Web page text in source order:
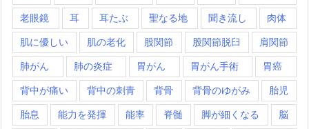
老眼鏡 耳 耳たぶ 聖なる地 聞き流し 肉体
肌に優しい 肌の老化 股関節 股関節脱臼 肩関節
肺がん 肺の炎症 胃がん 胃がん手術 胃癌
背中が痛い 背中の刺青 背骨 背骨のゆがみ 胎児
胎息 能力を発揮 能率 脊髄 脚が細くなる 脳